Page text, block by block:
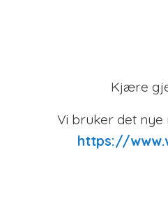
Kjære
Vi bruker det nye
https://